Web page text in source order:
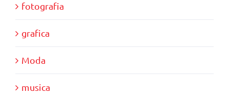
fotografia
grafica
Moda
musica